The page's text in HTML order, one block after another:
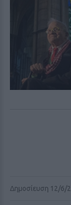
Δημοσίευση 12/6/